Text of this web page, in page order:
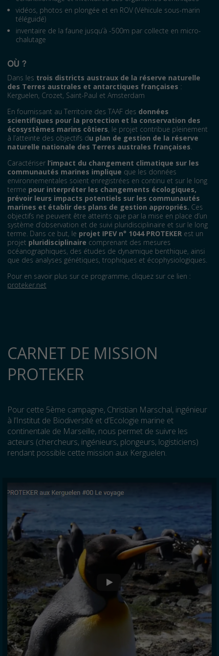
vidéos, photos en plongée et en ROV (Véhicule sous-marin
téléguidé)
inventaire de la faune jusqu’à -500m par collecte en micro-
chalutage
OÙ ?
Dans les trois districts austraux de la réserve naturelle
des Terres australes et antarctiques françaises :
Kerguelen, Crozet, Saint-Paul et Amsterdam
En fournissant au Territoire des TAAF des données
scientifiques pour la protection et la conservation des
écosystèmes marins côtiers, le projet contribue pleinement
à l’atteinte des objectifs du plan de gestion de la réserve
naturelle nationale des Terres australes françaises.
Caractériser l’impact du changement climatique sur les
communautés marines implique que les données
environnementales soient enregistrées en continu et sur le long
terme pour interpréter les changements écologiques,
prévoir leurs impacts potentiels sur les communautés
marines et établir des plans de gestion appropriés. Ces
objectifs ne peuvent être atteints que par la mise en place d’un
système d’observation et de suivi pluridisciplinaire et sur le long
terme. Dans ce but, le projet IPEV n° 1044 PROTEKER est un
projet pluridisciplinaire comprenant des mesures
océanographiques, des études de dynamique benthique, ainsi
que des analyses génétiques, trophiques et écophysiologiques.
Pour en savoir plus sur ce programme, cliquez sur ce lien :
proteker.net
CARNET DE MISSION
PROTEKER
Pour cette 5ème campagne, Christian Marschal, ingénieur
à l’Institut de Biodiversité et d’Ecologie marine et
continentale de Marseille, nous permet de suivre les
acteurs (chercheurs, ingénieurs, plongeurs, logisticiens)
rendant possible cette mission aux Kerguelen.